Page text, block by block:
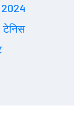
2024
टेनिस